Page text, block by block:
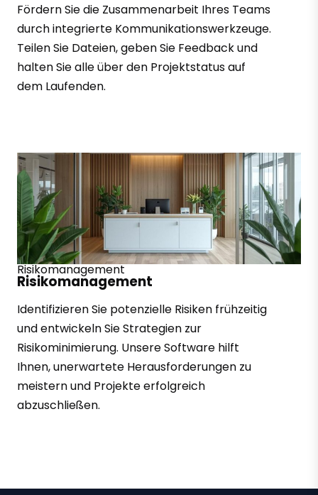
Fördern Sie die Zusammenarbeit Ihres Teams
durch integrierte Kommunikationswerkzeuge.
Teilen Sie Dateien, geben Sie Feedback und
halten Sie alle über den Projektstatus auf
dem Laufenden.
Risikomanagement
Risikomanagement
Identifizieren Sie potenzielle Risiken frühzeitig
und entwickeln Sie Strategien zur
Risikominimierung. Unsere Software hilft
Ihnen, unerwartete Herausforderungen zu
meistern und Projekte erfolgreich
abzuschließen.